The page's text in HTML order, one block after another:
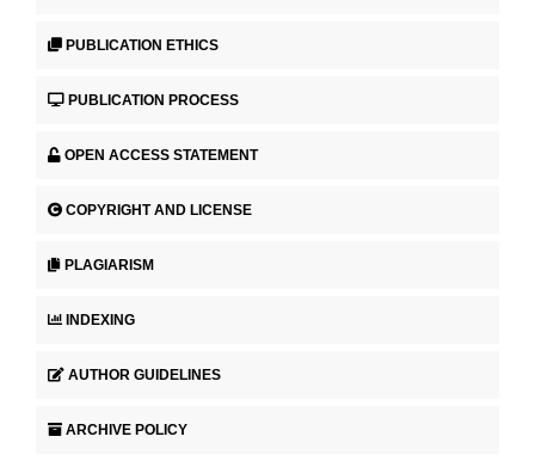
PUBLICATION ETHICS
PUBLICATION PROCESS
OPEN ACCESS STATEMENT
COPYRIGHT AND LICENSE
PLAGIARISM
INDEXING
AUTHOR GUIDELINES
ARCHIVE POLICY